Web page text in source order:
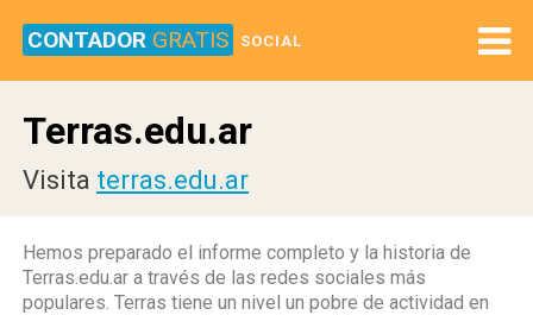
CONTADOR GRATIS SOCIAL
Terras.edu.ar
Visita terras.edu.ar
Hemos preparado el informe completo y la historia de
Terras.edu.ar a través de las redes sociales más
populares. Terras tiene un nivel un pobre de actividad en